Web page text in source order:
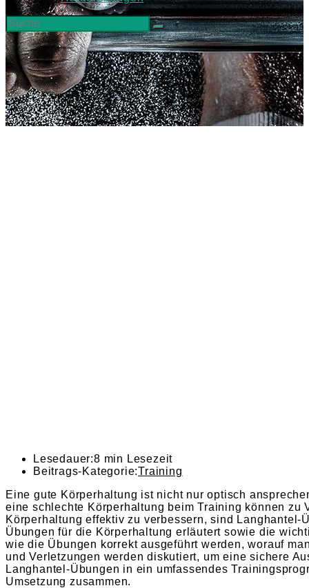
Lesedauer:8 min Lesezeit
Beitrags-Kategorie:Training
Eine gute Körperhaltung ist nicht nur optisch
eine schlechte Körperhaltung beim Training können
Körperhaltung effektiv zu verbessern, sind
Übungen für die Körperhaltung erläutert sowie die
wie die Übungen korrekt ausgeführt werden, worauf
und Verletzungen werden diskutiert, um eine sichere
Langhantel-Übungen in ein umfassendes
Umsetzung zusammen.